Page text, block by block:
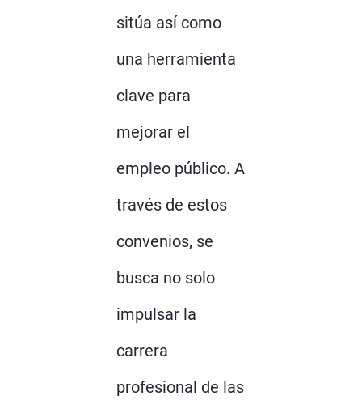
sitúa así como
una herramienta
clave para
mejorar el
empleo público. A
través de estos
convenios, se
busca no solo
impulsar la
carrera
profesional de las